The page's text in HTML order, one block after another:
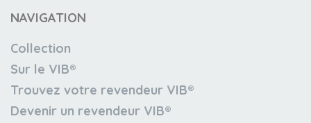
NAVIGATION
Collection
Sur le VIB®
Trouvez votre revendeur VIB®
Devenir un revendeur VIB®